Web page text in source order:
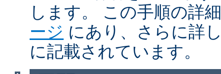
します。 この手順の詳
ージ にあり、さらに詳
に記載されています。